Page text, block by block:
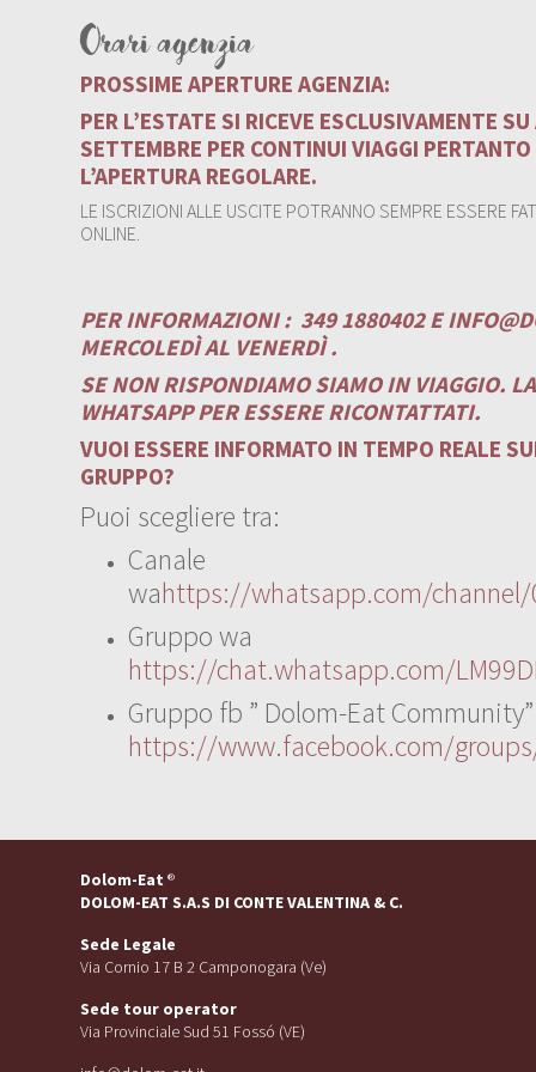
Orari agenzia
PROSSIME APERTURE AGENZIA:
PER L’ESTATE SI RICEVE ESCLUSIVAMENTE
SETTEMBRE PER CONTINUI VIAGGI
L’APERTURA REGOLARE.
LE ISCRIZIONI ALLE USCITE POTRANNO SEMPRE ESSERE
ONLINE.
PER INFORMAZIONI : 349 1880402 E
MERCOLEDÌ AL VENERDÌ .
SE NON RISPONDIAMO SIAMO IN VIAGGIO.
WHATSAPP PER ESSERE RICONTATTATI.
VUOI ESSERE INFORMATO IN TEMPO REALE
GRUPPO?
Puoi scegliere tra:
Canale
wahttps://whatsapp.com/channel/
Gruppo wa
https://chat.whatsapp.com/
Gruppo fb ” Dolom-Eat Community”
https://www.facebook.com/
Dolom-Eat ®
DOLOM-EAT S.A.S DI CONTE VALENTINA & C.
Sede Legale
Via Cornio 17 B 2 Camponogara (Ve)
Sede tour operator
Via Provinciale Sud 51 Fossó (VE)